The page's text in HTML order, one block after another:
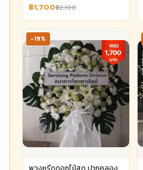
฿1,700฿2,100
-19%